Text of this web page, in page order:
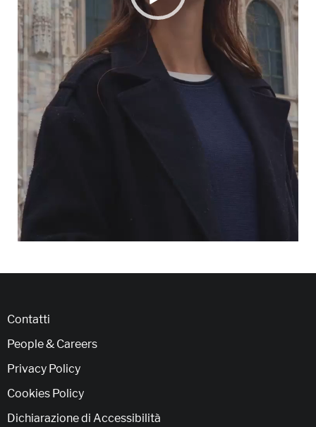
Contatti
People & Careers
Privacy Policy
Cookies Policy
Dichiarazione di Accessibilità